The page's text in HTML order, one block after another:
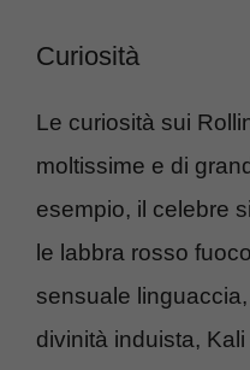
Curiosità
Le curiosità sui
moltissime e di
esempio, il celebre
le labbra rosso
sensuale
divinità induista,